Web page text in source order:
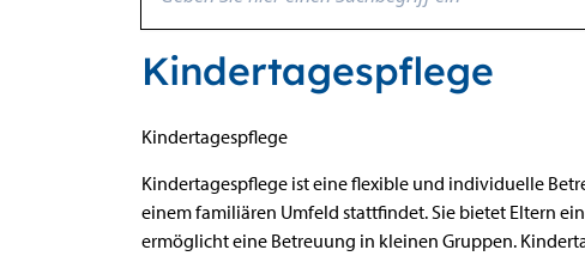
Kindertagespflege
Beschreibung
Kindertagespflege
Kindertagespflege ist eine flexible und individuelle
einem familiären Umfeld stattfindet. Sie bietet Eltern
ermöglicht eine Betreuung in kleinen Gruppen.